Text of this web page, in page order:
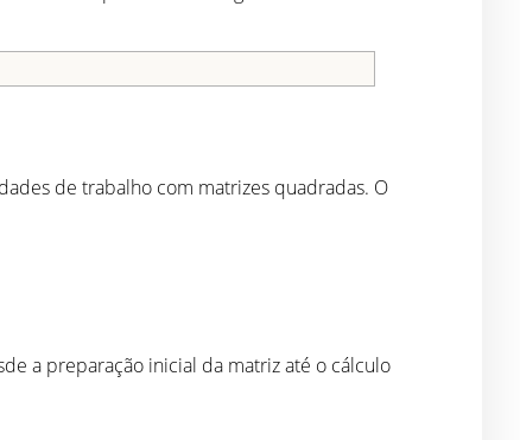
de trabalho com matrizes quadradas. O
a preparação inicial da matriz até o cálculo